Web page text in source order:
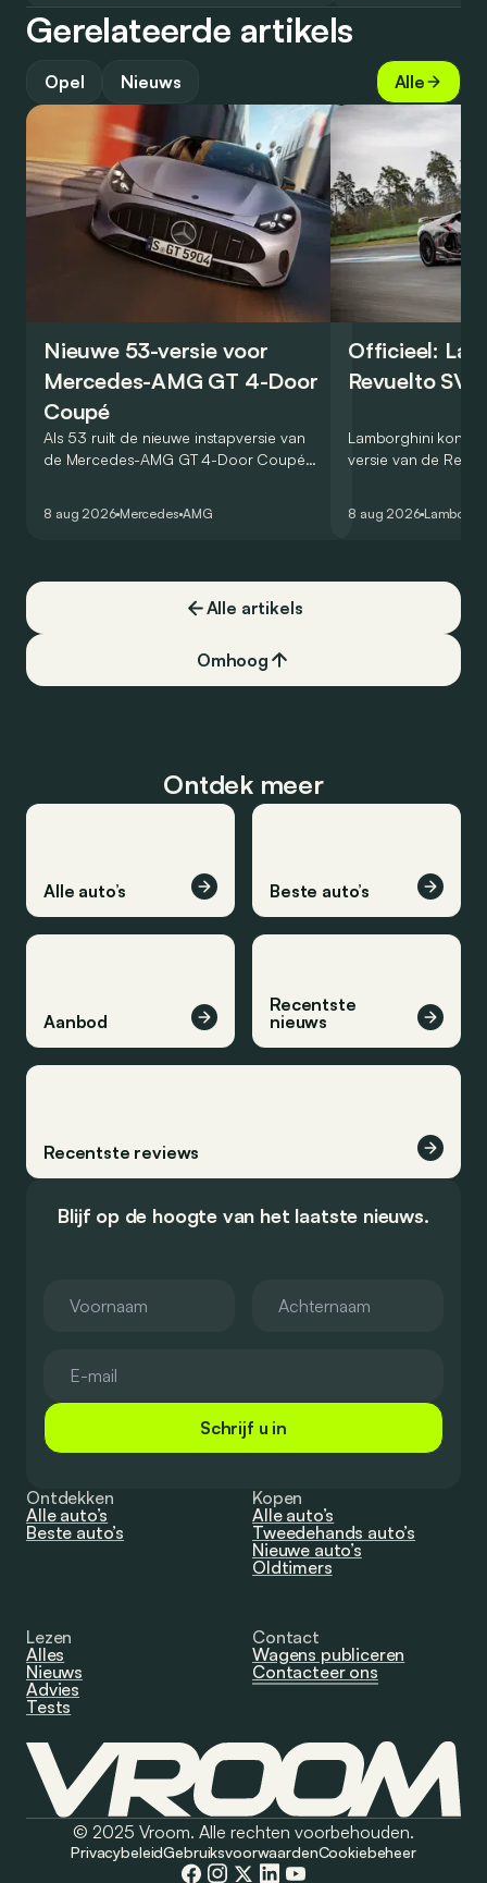
Gerelateerde artikels
Opel Nieuws Alle
Nieuwe 53-versie voor
Mercedes-AMG GT 4-Door
Coupé
Als 53 ruilt de nieuwe instapversie van
de Mercedes-AMG GT 4-Door Coupé
8 aug 2026 Mercedes AMG
Officieel:
Revuelto SV
Lamborghini
versie van de
een record voor
8 aug 2026
Alle artikels
Omhoog
Ontdek meer
Alle auto’s Beste auto’s
Aanbod
Recentste
nieuws
Recentste reviews
Blijf op de hoogte van het laatste nieuws.
Schrijf u in
Ontdekken
Alle auto’s
Beste auto’s
Kopen
Alle auto’s
Tweedehands auto’s
Nieuwe auto’s
Oldtimers
Lezen
Alles
Nieuws
Advies
Tests
Contact
Wagens publiceren
Contacteer ons
© 2025 Vroom. Alle rechten voorbehouden.
PrivacybeleidGebruiksvoorwaardenCookiebeheer